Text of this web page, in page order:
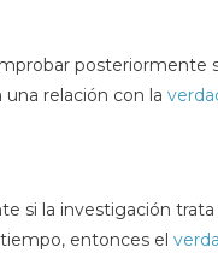
relación con la
si la investigación
entonces el